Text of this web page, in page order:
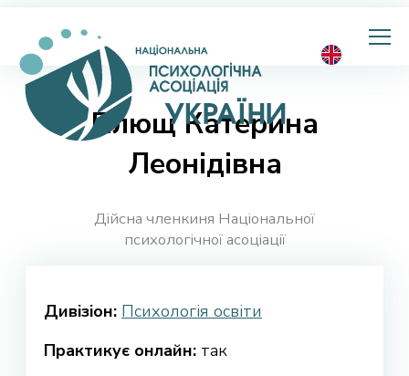
Національна
психологічна
Плющ Катерина
Леонідівна
Дійсна членкиня Національної
психологічної асоціації
Дивізіон: Психологія освіти
Практикує онлайн: так